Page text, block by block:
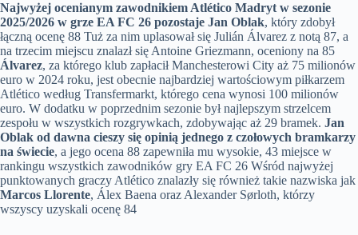
Najwyżej ocenianym zawodnikiem Atlético Madryt w sezonie
2025/2026 w grze EA FC 26 pozostaje Jan Oblak, który zdobył
łączną ocenę 88 Tuż za nim uplasował się Julián Álvarez z notą 87, a
na trzecim miejscu znalazł się Antoine Griezmann, oceniony na 85
Álvarez, za którego klub zapłacił Manchesterowi City aż 75 milionów
euro w 2024 roku, jest obecnie najbardziej wartościowym piłkarzem
Atlético według Transfermarkt, którego cena wynosi 100 milionów
euro. W dodatku w poprzednim sezonie był najlepszym strzelcem
zespołu w wszystkich rozgrywkach, zdobywając aż 29 bramek. Jan
Oblak od dawna cieszy się opinią jednego z czołowych bramkarzy
na świecie, a jego ocena 88 zapewniła mu wysokie, 43 miejsce w
rankingu wszystkich zawodników gry EA FC 26 Wśród najwyżej
punktowanych graczy Atlético znalazły się również takie nazwiska jak
Marcos Llorente, Álex Baena oraz Alexander Sørloth, którzy
wszyscy uzyskali ocenę 84